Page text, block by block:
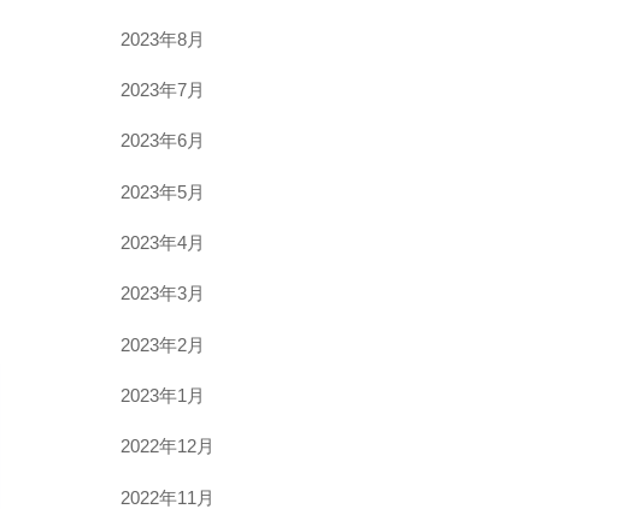
2023年8月
2023年7月
2023年6月
2023年5月
2023年4月
2023年3月
2023年2月
2023年1月
2022年12月
2022年11月